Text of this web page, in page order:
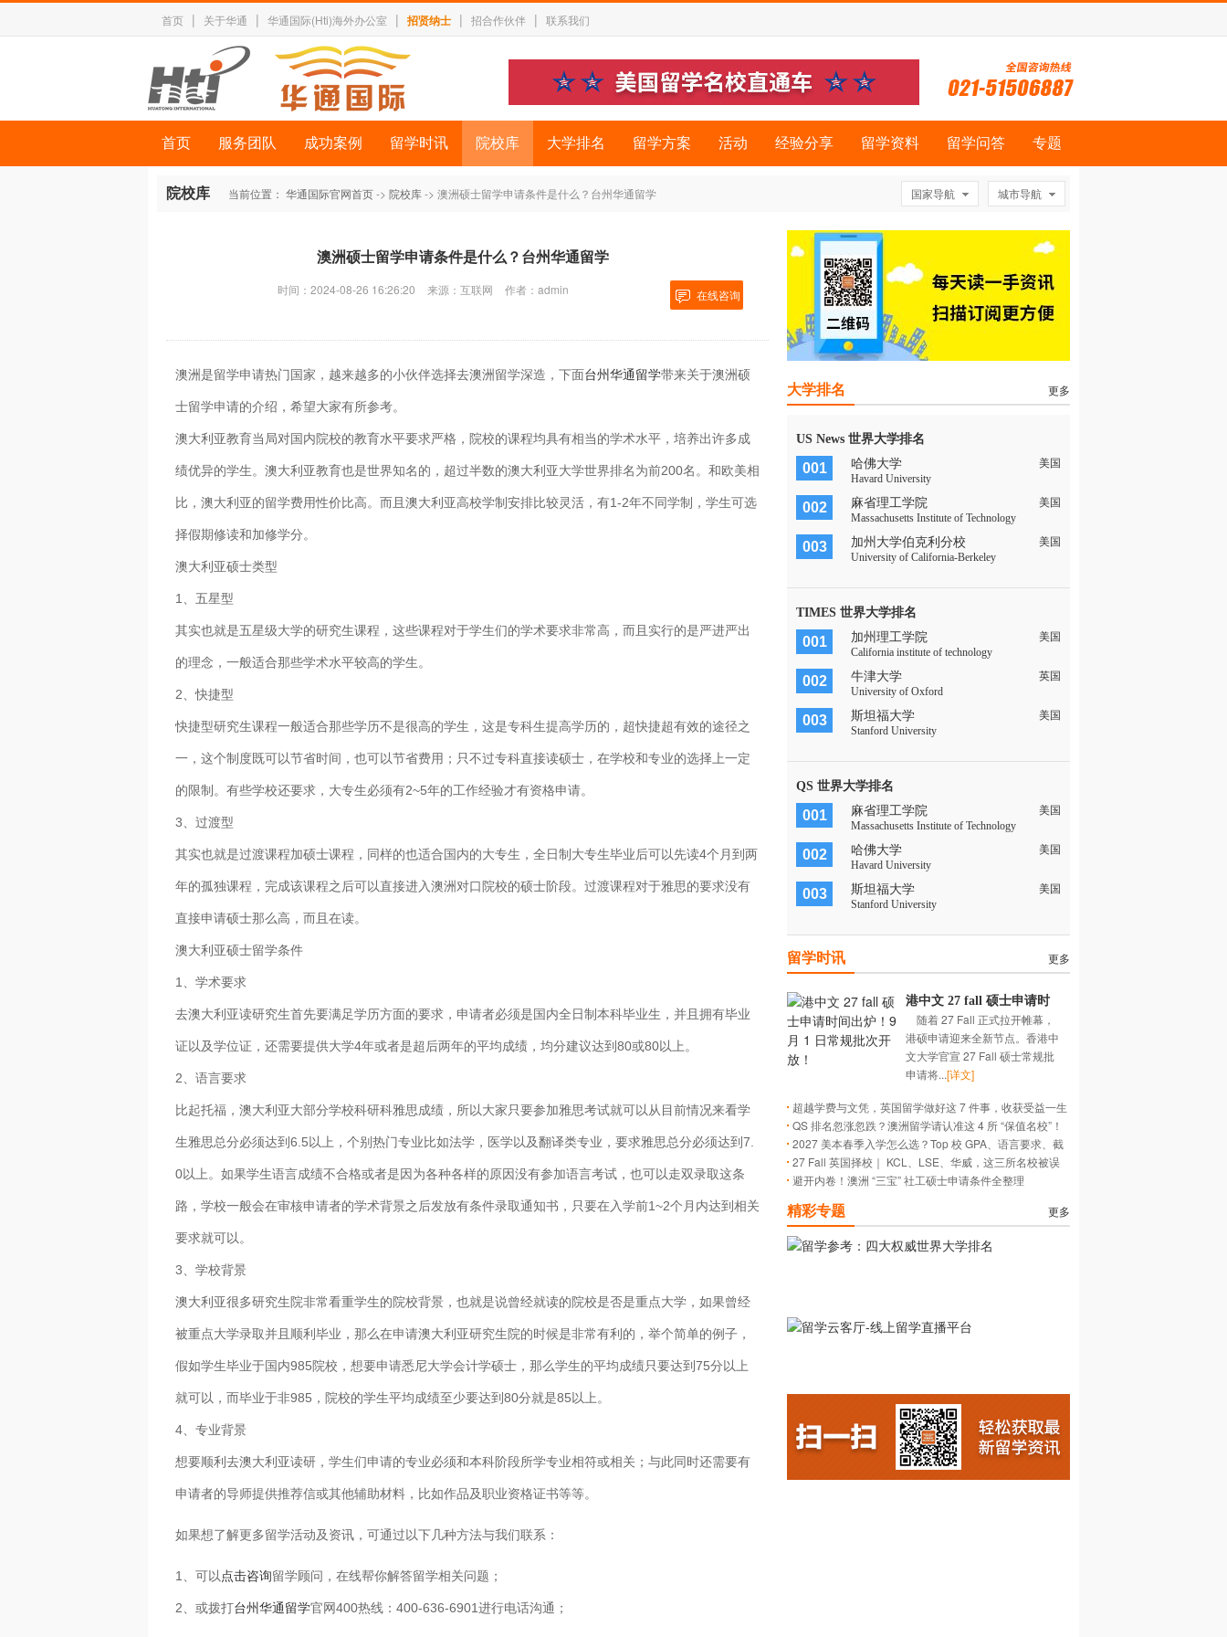
首页 | 关于华通 | 华通国际(Hti)海外办公室 | 招贤纳士 | 招合作伙伴 | 联系我们
首页 服务团队 成功案例 留学时讯 院校库 大学排名 留学方案 活动 经验分享 留学资料 留学问答 专题
院校库 国家导航 城市导航
当前位置： 华通国际官网首页-> 院校库-> 澳洲硕士留学申请条件是什么？台州华通留学
澳洲硕士留学申请条件是什么？台州华通留学
在线咨询
时间：2024-08-26 16:26:20 来源：互联网 作者：admin
澳洲是留学申请热门国家，越来越多的小伙伴选择去澳洲留学深造，下面台州华通留学带来关于澳洲硕
士留学申请的介绍，希望大家有所参考。
澳大利亚教育当局对国内院校的教育水平要求严格，院校的课程均具有相当的学术水平，培养出许多成
绩优异的学生。澳大利亚教育也是世界知名的，超过半数的澳大利亚大学世界排名为前200名。和欧美相
比，澳大利亚的留学费用性价比高。而且澳大利亚高校学制安排比较灵活，有1-2年不同学制，学生可选
择假期修读和加修学分。
澳大利亚硕士类型
1、五星型
其实也就是五星级大学的研究生课程，这些课程对于学生们的学术要求非常高，而且实行的是严进严出
的理念，一般适合那些学术水平较高的学生。
2、快捷型
快捷型研究生课程一般适合那些学历不是很高的学生，这是专科生提高学历的，超快捷超有效的途径之
一，这个制度既可以节省时间，也可以节省费用；只不过专科直接读硕士，在学校和专业的选择上一定
的限制。有些学校还要求，大专生必须有2~5年的工作经验才有资格申请。
3、过渡型
其实也就是过渡课程加硕士课程，同样的也适合国内的大专生，全日制大专生毕业后可以先读4个月到两
年的孤独课程，完成该课程之后可以直接进入澳洲对口院校的硕士阶段。过渡课程对于雅思的要求没有
直接申请硕士那么高，而且在读。
澳大利亚硕士留学条件
1、学术要求
去澳大利亚读研究生首先要满足学历方面的要求，申请者必须是国内全日制本科毕业生，并且拥有毕业
证以及学位证，还需要提供大学4年或者是超后两年的平均成绩，均分建议达到80或80以上。
2、语言要求
比起托福，澳大利亚大部分学校科研科雅思成绩，所以大家只要参加雅思考试就可以从目前情况来看学
生雅思总分必须达到6.5以上，个别热门专业比如法学，医学以及翻译类专业，要求雅思总分必须达到7.
0以上。如果学生语言成绩不合格或者是因为各种各样的原因没有参加语言考试，也可以走双录取这条
路，学校一般会在审核申请者的学术背景之后发放有条件录取通知书，只要在入学前1~2个月内达到相关
要求就可以。
3、学校背景
澳大利亚很多研究生院非常看重学生的院校背景，也就是说曾经就读的院校是否是重点大学，如果曾经
被重点大学录取并且顺利毕业，那么在申请澳大利亚研究生院的时候是非常有利的，举个简单的例子，
假如学生毕业于国内985院校，想要申请悉尼大学会计学硕士，那么学生的平均成绩只要达到75分以上
就可以，而毕业于非985，院校的学生平均成绩至少要达到80分就是85以上。
4、专业背景
想要顺利去澳大利亚读研，学生们申请的专业必须和本科阶段所学专业相符或相关；与此同时还需要有
申请者的导师提供推荐信或其他辅助材料，比如作品及职业资格证书等等。
如果想了解更多留学活动及资讯，可通过以下几种方法与我们联系：
1、可以 点击咨询留学顾问，在线帮你解答留学相关问题；
2、或拨打台州华通留学官网400热线：400-636-6901进行电话沟通；
大学排名 更多
US News 世界大学排名
001 哈佛大学
美国
Havard University
002 麻省理工学院
美国
Massachusetts Institute of Technology
003 加州大学伯克利分校
美国
University of California-Berkeley
TIMES 世界大学排名
001 加州理工学院
美国
California institute of technology
002 牛津大学
英国
University of Oxford
003 斯坦福大学
美国
Stanford University
QS 世界大学排名
001 麻省理工学院
美国
Massachusetts Institute of Technology
002 哈佛大学
美国
Havard University
003 斯坦福大学
美国
Stanford University
留学时讯 更多
港中文 27 fall 硕士申请时
间出炉！9 月 1 日常规批次
开放！
随着 27 Fall 正式拉开帷幕，
港硕申请迎来全新节点。香港中
文大学官宣 27 Fall 硕士常规批
申请将...[详文]
超越学费与文凭，英国留学做好这 7 件事，收获受益一生
的成长~
QS 排名忽涨忽跌？澳洲留学请认准这 4 所 “保值名校”！
2027 美本春季入学怎么选？Top 校 GPA、语言要求、截
止日期大盘点
27 Fall 英国择校｜ KCL、LSE、华威，这三所名校被误
解有多深？
避开内卷！澳洲 “三宝” 社工硕士申请条件全整理
精彩专题
更多